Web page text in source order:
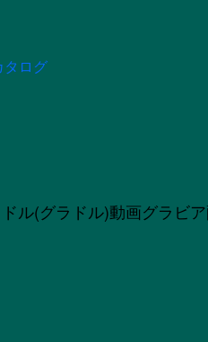
ル(グラドル)動画グラビ